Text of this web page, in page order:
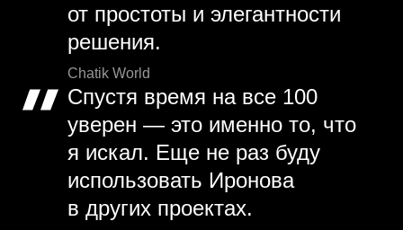
от простоты и элегантности
решения.
Chatik World
Спустя время на все 100
уверен — это именно то, что
я искал. Еще не раз буду
использовать Иронова
в других проектах.